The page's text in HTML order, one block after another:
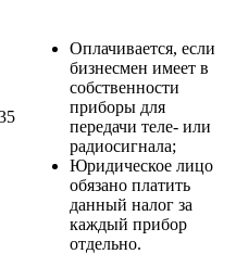
Оплачивается, если
бизнесмен имеет в
собственности
приборы для
передачи теле- или
радиосигнала;
Юридическое лицо
обязано платить
данный налог за
каждый прибор
отдельно.